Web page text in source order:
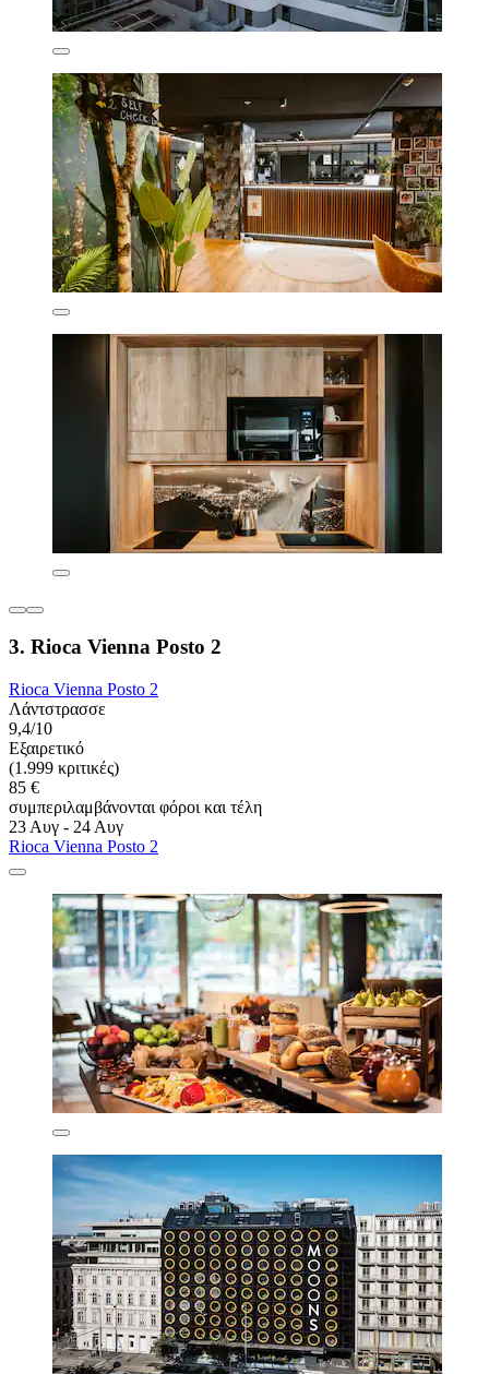
3. Rioca Vienna Posto 2
Rioca Vienna Posto 2
Λάντστρασσε
9,4/10
Εξαιρετικό
(1.999 κριτικές)
85 €
συμπεριλαμβάνονται φόροι και τέλη
23 Αυγ - 24 Αυγ
Rioca Vienna Posto 2